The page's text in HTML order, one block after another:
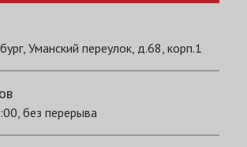
Уманский переулок, д.68, корп.1
без перерыва